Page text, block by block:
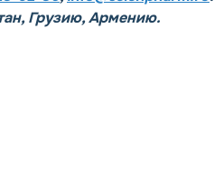
Грузию, Армению.